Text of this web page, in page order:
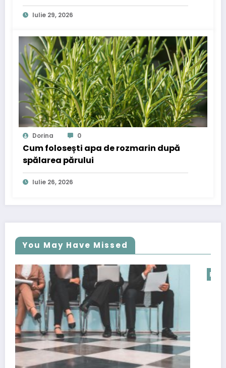
Iulie 29, 2026
Dorina 0
Cum folosești apa de rozmarin după
spălarea părului
Iulie 26, 2026
You May Have Missed
PR